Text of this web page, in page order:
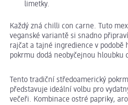
limetky.
Každý zná chilli con carne. Tuto
veganské variantě si snadno
rajčat a tajné ingredience v podobě
pokrmu dodá neobyčejnou hloubku
Tento tradiční středoamerický
představuje ideální volbu pro
večeři. Kombinace ostré papriky,